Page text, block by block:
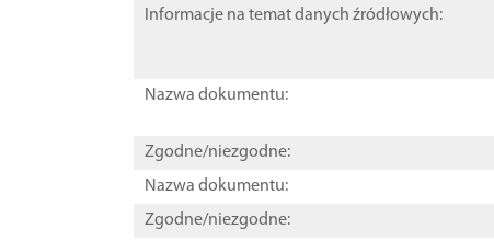
Informacje na temat danych źródłowych:
Nazwa dokumentu:
Zgodne/niezgodne:
Nazwa dokumentu:
Zgodne/niezgodne: